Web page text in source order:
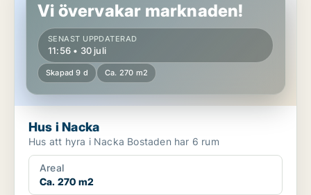
Vi övervakar marknaden!
SENAST UPPDATERAD
11:56 • 30 juli
Skapad 9 d Ca. 270 m2
Hus i Nacka
Hus att hyra i Nacka Bostaden har 6 rum
Areal
Ca. 270 m2